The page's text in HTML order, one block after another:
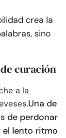
crea la
sino
curación
a la
Una de
de perdonar
el lento ritmo